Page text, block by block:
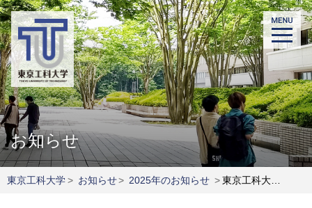
お知らせ
東京工科大学> お知らせ> 2025年のお知らせ >東京工科大学×日本工学院 ミライ発見フェス 8/9（土）開催！